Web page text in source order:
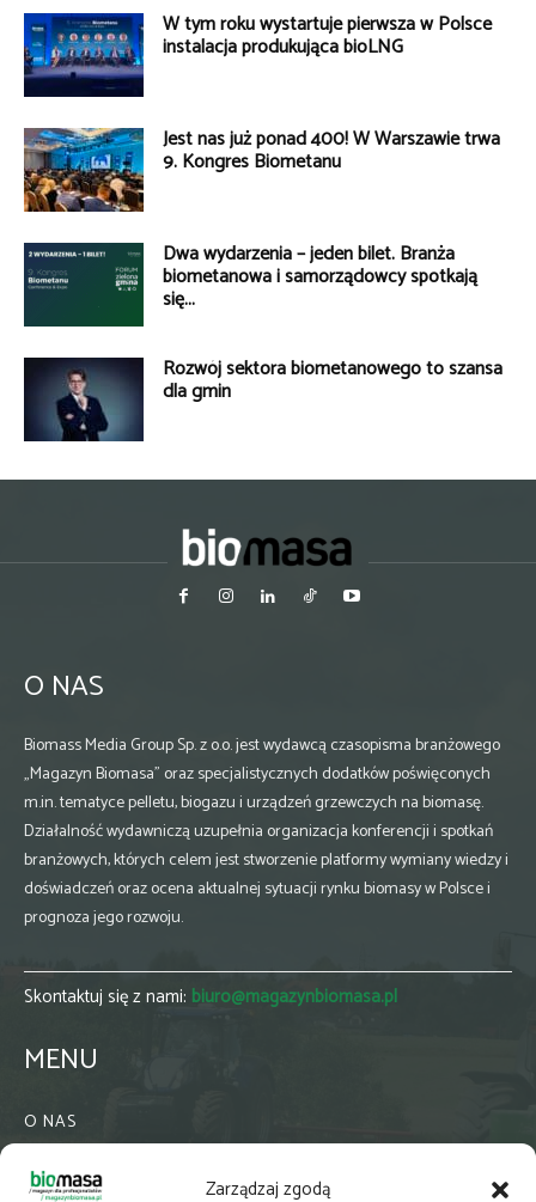
Zarządzaj zgodą
W tym roku wystartuje pierwsza w Polsce
instalacja produkująca bioLNG
Jest nas już ponad 400! W Warszawie trwa
9. Kongres Biometanu
Dwa wydarzenia – jeden bilet. Branża
biometanowa i samorządowcy spotkają
się...
Rozwój sektora biometanowego to szansa
dla gmin
O NAS
Biomass Media Group Sp. z o.o. jest wydawcą czasopisma branżowego
„Magazyn Biomasa” oraz specjalistycznych dodatków poświęconych
m.in. tematyce pelletu, biogazu i urządzeń grzewczych na biomasę.
Działalność wydawniczą uzupełnia organizacja konferencji i spotkań
branżowych, których celem jest stworzenie platformy wymiany wiedzy i
doświadczeń oraz ocena aktualnej sytuacji rynku biomasy w Polsce i
prognoza jego rozwoju.
Skontaktuj się z nami: biuro@magazynbiomasa.pl
MENU
O NAS
WSPÓŁPRACA